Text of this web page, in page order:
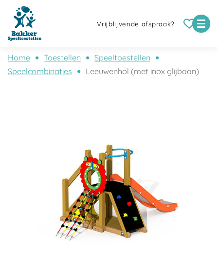
Vrijblijvende afspraak?
Home Toestellen
Speeltoestellen
Speelcombinaties
Leeuwenhol (met inox glijbaan)